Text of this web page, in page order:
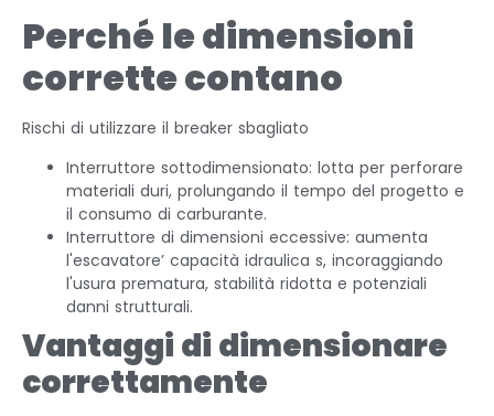
Perché le dimensioni
corrette contano
Rischi di utilizzare il breaker sbagliato
Interruttore sottodimensionato: lotta per perforare
materiali duri, prolungando il tempo del progetto e
il consumo di carburante.
Interruttore di dimensioni eccessive: aumenta
l'escavatore’ capacità idraulica s, incoraggiando
l'usura prematura, stabilità ridotta e potenziali
danni strutturali.
Vantaggi di dimensionare
correttamente